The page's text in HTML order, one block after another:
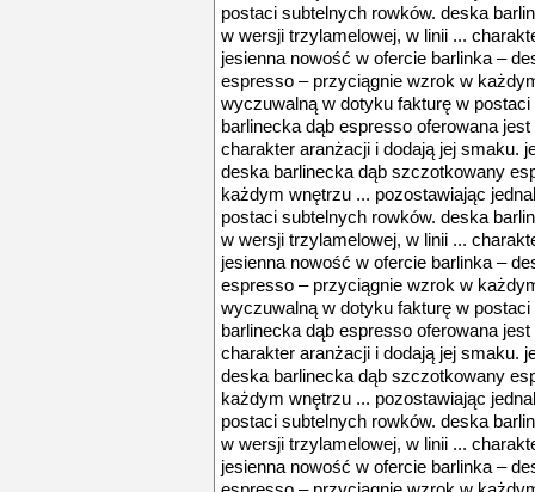
postaci subtelnych rowków. deska
w wersji trzylamelowej, w linii ...
jesienna nowość w ofercie barlinka –
espresso – przyciągnie wzrok w
wyczuwalną w dotyku fakturę w
barlinecka dąb espresso oferowana
charakter aranżacji i dodają jej smaku.
deska barlinecka dąb szczotkowany
każdym wnętrzu ... pozostawiając
postaci subtelnych rowków. deska
w wersji trzylamelowej, w linii ...
jesienna nowość w ofercie barlinka –
espresso – przyciągnie wzrok w
wyczuwalną w dotyku fakturę w
barlinecka dąb espresso oferowana
charakter aranżacji i dodają jej smaku.
deska barlinecka dąb szczotkowany
każdym wnętrzu ... pozostawiając
postaci subtelnych rowków. deska
w wersji trzylamelowej, w linii ...
jesienna nowość w ofercie barlinka –